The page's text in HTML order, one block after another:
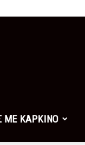
ΜΕ ΚΑΡΚΙΝΟ